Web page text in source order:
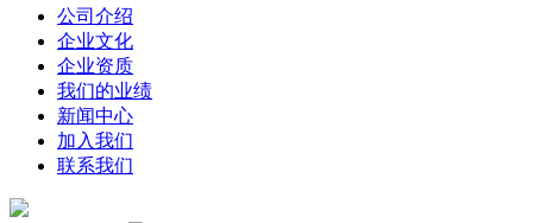
公司介绍
企业文化
企业资质
我们的业绩
新闻中心
加入我们
联系我们